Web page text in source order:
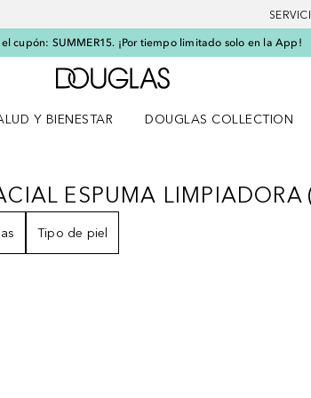
cupón: SUMMER15. ¡Por tiempo limitado solo en la App!
A Douglas Home
Y BIENESTAR
DOUGLAS COLLECTION
ESPUMA
ESPUMA LIMPIADORA
Tipo de piel